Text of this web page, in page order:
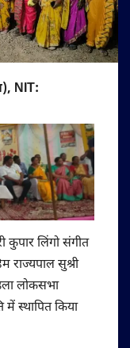
NIT:
कुपार लिंगो संगीत
राज्यपाल सुश्री
लोकसभा
स्थापित किया